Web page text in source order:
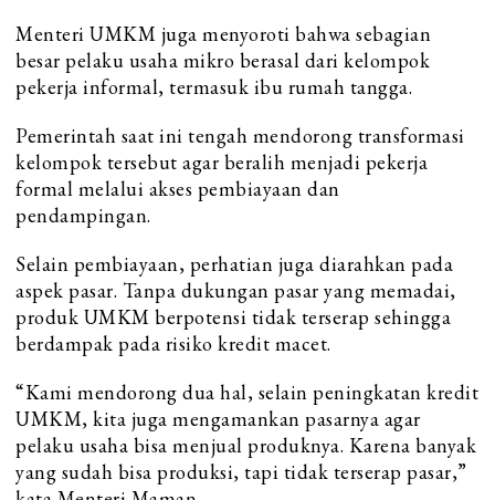
Menteri UMKM juga menyoroti bahwa sebagian
besar pelaku usaha mikro berasal dari kelompok
pekerja informal, termasuk ibu rumah tangga.
Pemerintah saat ini tengah mendorong transformasi
kelompok tersebut agar beralih menjadi pekerja
formal melalui akses pembiayaan dan
pendampingan.
Selain pembiayaan, perhatian juga diarahkan pada
aspek pasar. Tanpa dukungan pasar yang memadai,
produk UMKM berpotensi tidak terserap sehingga
berdampak pada risiko kredit macet.
“Kami mendorong dua hal, selain peningkatan kredit
UMKM, kita juga mengamankan pasarnya agar
pelaku usaha bisa menjual produknya. Karena banyak
yang sudah bisa produksi, tapi tidak terserap pasar,”